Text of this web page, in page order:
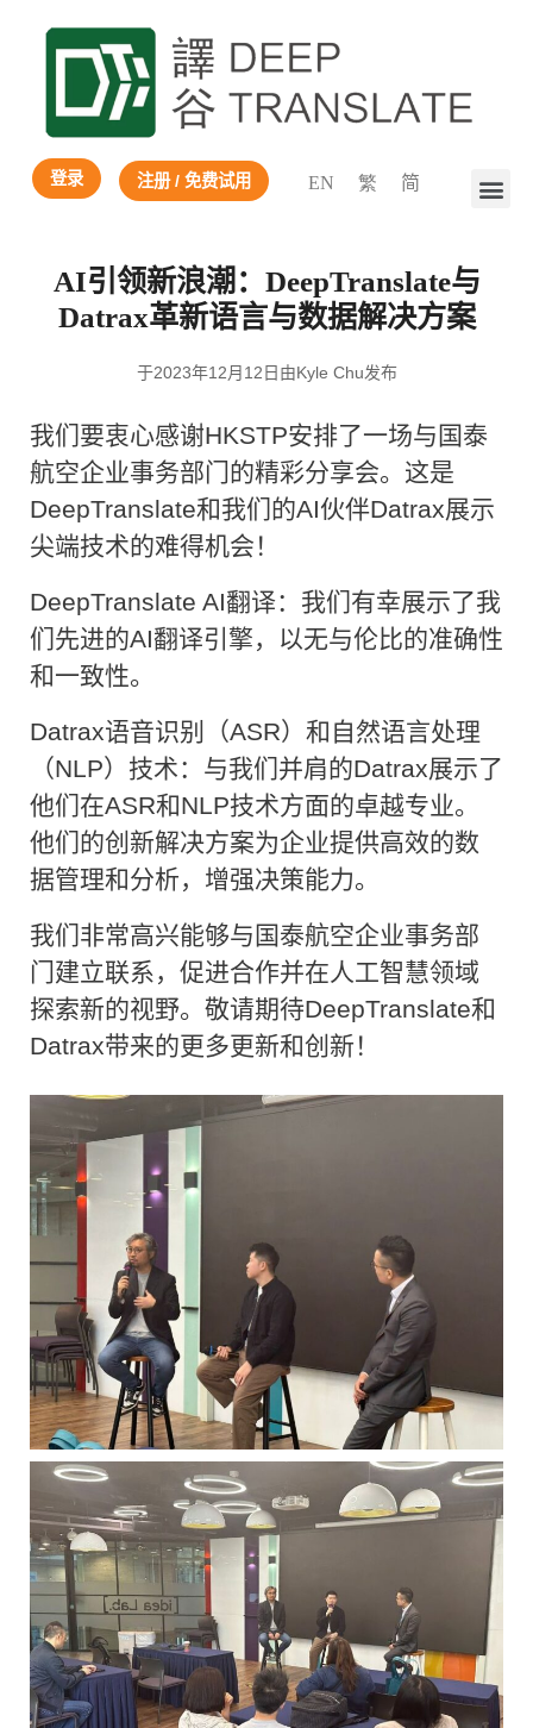
登录 注册 / 免费试用 EN 繁 简
AI引领新浪潮：DeepTranslate与
Datrax革新语言与数据解决方案
于2023年12月12日由Kyle Chu发布
我们要衷心感谢HKSTP安排了一场与国泰
航空企业事务部门的精彩分享会。这是
DeepTranslate和我们的AI伙伴Datrax展示
尖端技术的难得机会！
DeepTranslate AI翻译：我们有幸展示了我
们先进的AI翻译引擎，以无与伦比的准确性
和一致性。
Datrax语音识别（ASR）和自然语言处理
（NLP）技术：与我们并肩的Datrax展示了
他们在ASR和NLP技术方面的卓越专业。
他们的创新解决方案为企业提供高效的数
据管理和分析，增强决策能力。
我们非常高兴能够与国泰航空企业事务部
门建立联系，促进合作并在人工智慧领域
探索新的视野。敬请期待DeepTranslate和
Datrax带来的更多更新和创新！